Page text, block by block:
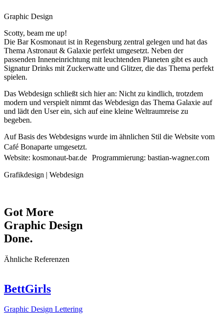
Graphic Design
Scotty, beam me up!
Die Bar Kosmonaut ist in Regensburg zentral gelegen und hat das
Thema Astronaut & Galaxie perfekt umgesetzt. Neben der
passenden Inneneinrichtung mit leuchtenden Planeten gibt es auch
Signatur Drinks mit Zuckerwatte und Glitzer, die das Thema perfekt
spielen.
Das Webdesign schließt sich hier an: Nicht zu kindlich, trotzdem
modern und verspielt nimmt das Webdesign das Thema Galaxie auf
und lädt den User ein, sich auf eine kleine Weltraumreise zu
begeben.
Auf Basis des Webdesigns wurde im ähnlichen Stil die Website vom
Café Bonaparte umgesetzt.
Website: kosmonaut-bar.de Programmierung: bastian-wagner.com
Grafikdesign | Webdesign
Got More
Graphic Design
Done.
Ähnliche Referenzen
BettGirls
Graphic Design Lettering